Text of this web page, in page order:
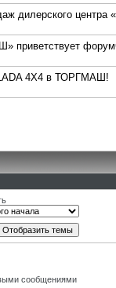
дилерского
приветствует
4X4 в ТОРГМАШ!
сообщениями